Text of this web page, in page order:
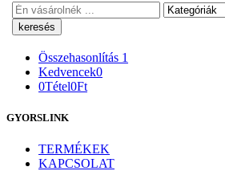
Keresés
Összehasonlítás 1
Kedvencek0
0Tétel0Ft
GYORSLINK
TERMÉKEK
KAPCSOLAT